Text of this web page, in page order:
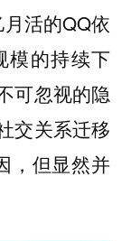
活的QQ依
模的持续下
可忽视的隐
交关系迁移
，但显然并